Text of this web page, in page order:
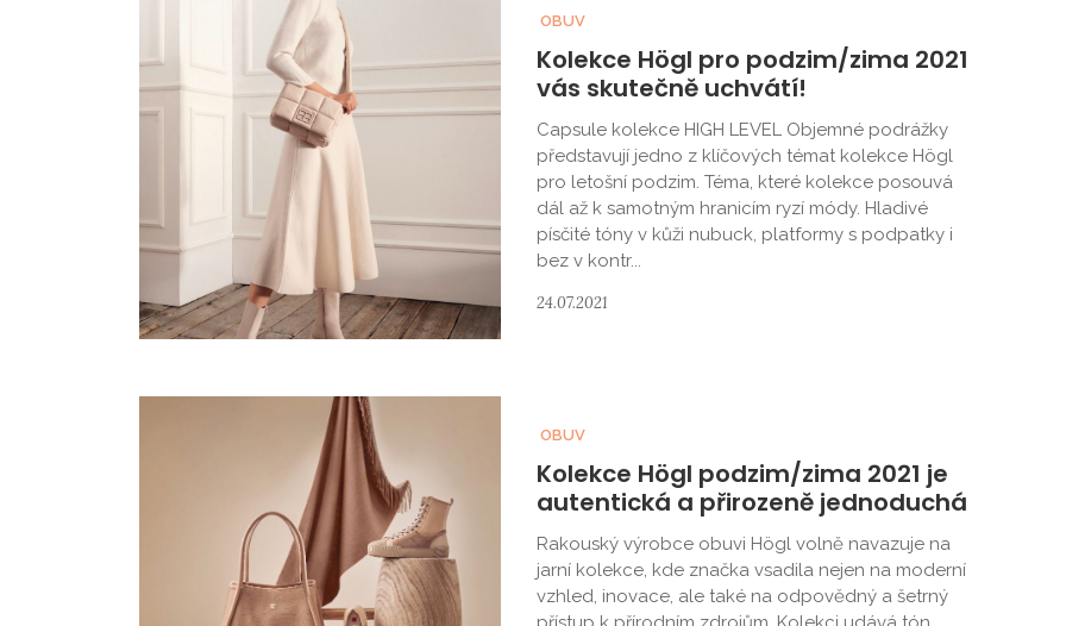
OBUV
Kolekce Högl pro podzim/zima 2021
vás skutečně uchvátí!
Capsule kolekce HIGH LEVEL Objemné podrážky
představují jedno z klíčových témat kolekce Högl
pro letošní podzim. Téma, které kolekce posouvá
dál až k samotným hranicím ryzí módy. Hladivé
písčité tóny v kůži nubuck, platformy s podpatky i
bez v kontr...
24.07.2021
OBUV
Kolekce Högl podzim/zima 2021 je
autentická a přirozeně jednoduchá
Rakouský výrobce obuvi Högl volně navazuje na
jarní kolekce, kde značka vsadila nejen na moderní
vzhled, inovace, ale také na odpovědný a šetrný